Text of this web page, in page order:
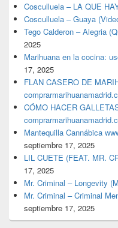
Cosculluela – LA QUE
Cosculluela – Guaya
Tego Calderon – Alegria
2025
Marihuana en la cocina:
17, 2025
FLAN CASERO DE
CÓMO HACER
Mantequilla Cannábica
septiembre 17, 2025
LIL CUETE (FEAT. MR.
17, 2025
Mr. Criminal – Longevity
Mr. Criminal – Criminal
septiembre 17, 2025